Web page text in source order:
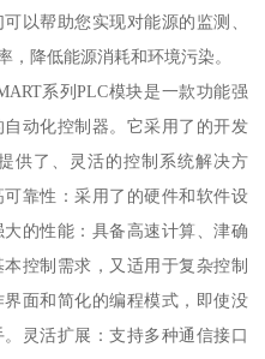
以帮助您实现对能源的监测、
，降低能源消耗和环境污染。
系列PLC模块是一款功能强
动化控制器。它采用了的开发
供了、灵活的控制系统解决方
靠性：采用了的硬件和软件设
的性能：具备高速计算、津确
控制需求，又适用于复杂控制
面和简化的编程模式，即使没
灵活扩展：支持多种通信接口